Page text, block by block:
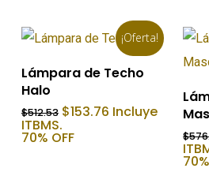
¡Oferta!
Añadir Al Carrito
Lámpara de Techo
Halo
$512.53 El
precio
original
$153.76El
precio
Incluye
ITBMS.
70% OFF $